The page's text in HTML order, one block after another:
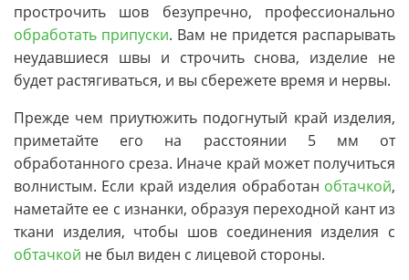
прострочить шов безупречно, профессионально
обработать припуски. Вам не придется распарывать
неудавшиеся швы и строчить снова, изделие не
будет растягиваться, и вы сбережете время и нервы.
Прежде чем приутюжить подогнутый край изделия,
приметайте его на расстоянии 5 мм от
обработанного среза. Иначе край может получиться
волнистым. Если край изделия обработан обтачкой,
наметайте ее с изнанки, образуя переходной кант из
ткани изделия, чтобы шов соединения изделия с
обтачкой не был виден с лицевой стороны.